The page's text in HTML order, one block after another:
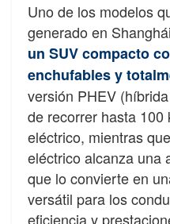
Uno de los modelos
generado en
un SUV compacto
enchufables y
versión PHEV
de recorrer hasta 100
eléctrico, mientras
eléctrico alcanza una
que lo convierte en
versátil para los
eficiencia y